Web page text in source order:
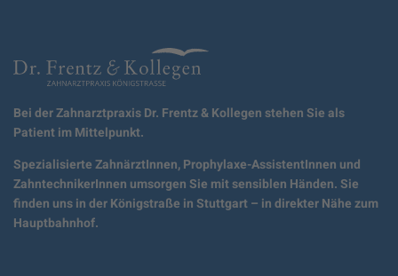
Bei der Zahnarztpraxis Dr. Frentz & Kollegen stehen Sie als
Patient im Mittelpunkt.
Spezialisierte ZahnärztInnen, Prophylaxe-AssistentInnen und
ZahntechnikerInnen umsorgen Sie mit sensiblen Händen. Sie
finden uns in der Königstraße in Stuttgart – in direkter Nähe zum
Hauptbahnhof.